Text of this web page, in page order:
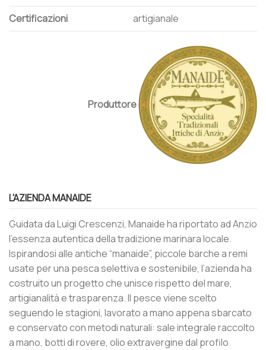
Certificazioni
artigianale
Produttore
L'AZIENDA MANAIDE
Guidata da Luigi Crescenzi, Manaide ha riportato ad Anzio
l’essenza autentica della tradizione marinara locale.
Ispirandosi alle antiche “manaide”, piccole barche a remi
usate per una pesca selettiva e sostenibile, l’azienda ha
costruito un progetto che unisce rispetto del mare,
artigianalità e trasparenza. Il pesce viene scelto
seguendo le stagioni, lavorato a mano appena sbarcato
e conservato con metodi naturali: sale integrale raccolto
a mano, botti di rovere, olio extravergine dal profilo